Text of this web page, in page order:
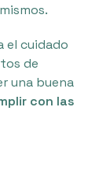
el cuidado
de
una buena
con las